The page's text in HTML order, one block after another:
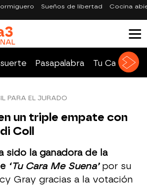
Sueños de libertad Cocina
Pasapalabra Tu Cara Me
PARA EL JURADO
un triple empate con
Coll
sido la ganadora de la
‘Tu Cara Me Suena’ por su
Gray gracias a la votación